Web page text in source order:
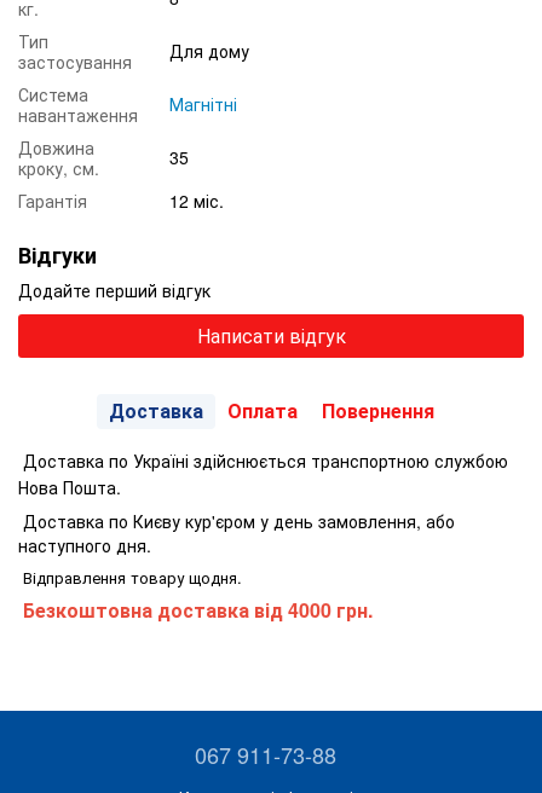
кг.
Тип
застосування
Для дому
Система
навантаження
Магнітні
Довжина
кроку, см.
35
Гарантія
12 міс.
Відгуки
Додайте перший відгук
Написати відгук
Доставка Оплата Повернення
Доставка по Україні здійснюється транспортною службою
Нова Пошта.
Доставка по Києву кур'єром у день замовлення, або
наступного дня.
Відправлення товару щодня.
Безкоштовна доставка від 4000 грн.
067 911-73-88